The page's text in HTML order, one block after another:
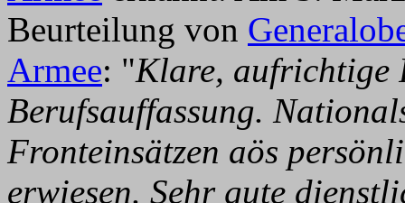
Beurteilung von
Armee: "Klare, aufrichtige
Berufsauffassung.
Fronteinsätzen aös
erwiesen. Sehr gute